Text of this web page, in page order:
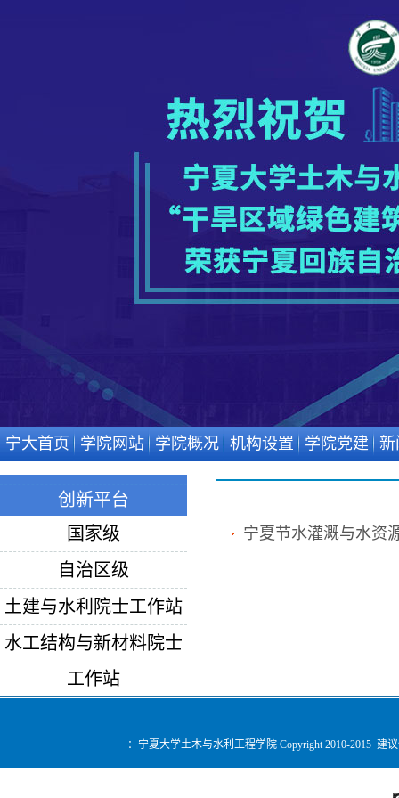
宁大首页 学院网站 学院概况 机构设置 学院党建 新
创新平台
国家级
自治区级
土建与水利院士工作站
水工结构与新材料院士
工作站
宁夏节水灌溉与水资
：宁夏大学土木与水利工程学院 Copyright 2010-2015 建